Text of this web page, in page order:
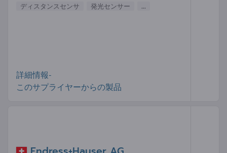
ディスタンスセンサ
発光センサー ...
詳細情報-
このサプライヤーからの製品